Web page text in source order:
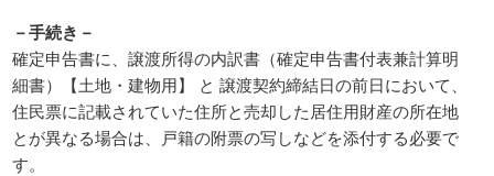
－手続き－
確定申告書に、譲渡所得の内訳書（確定申告書付表兼計算明
細書）【土地・建物用】 と 譲渡契約締結日の前日において、
住民票に記載されていた住所と売却した居住用財産の所在地
とが異なる場合は、戸籍の附票の写しなどを添付する必要で
す。